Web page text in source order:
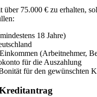
über 75.000 € zu erhalten,
18 Jahre)
(Arbeitnehmer,
für die Auszahlung
für den gewünschten